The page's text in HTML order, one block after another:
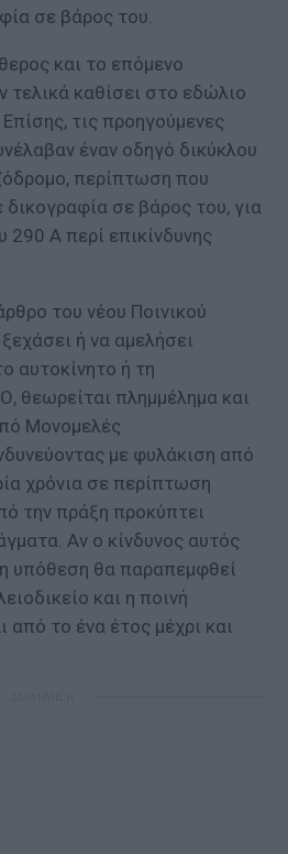
σε βάρος του.
και το επόμενο
τελικά καθίσει στο εδώλιο
τις προηγούμενες
έναν οδηγό δικύκλου
περίπτωση που
σε βάρος του, για
Α περί επικίνδυνης
του νέου Ποινικού
ή να αμελήσει
αυτοκίνητο ή τη
θεωρείται πλημμέλημα και
Μονομελές
με φυλάκιση από
χρόνια σε περίπτωση
την πράξη προκύπτει
Αν ο κίνδυνος αυτός
υπόθεση θα παραπεμφθεί
και η ποινή
από το ένα έτος μέχρι και